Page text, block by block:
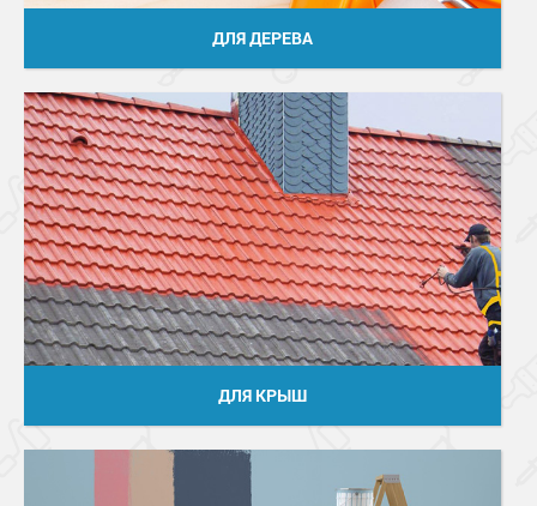
ДЛЯ ДЕРЕВА
ДЛЯ КРЫШ